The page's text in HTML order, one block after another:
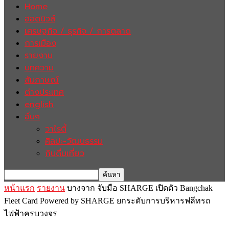
Home
ฮอตนิวส์
เศรษฐกิจ / ธุรกิจ / การตลาด
การเมือง
รายงาน
บทความ
สัมภาษณ์
ต่างประเทศ
english
อื่นๆ
วาไรตี้
ศิลปะ-วัฒนธรรม
กินดื่มเที่ยว
หน้าแรก รายงาน บางจาก จับมือ SHARGE เปิดตัว Bangchak
Fleet Card Powered by SHARGE ยกระดับการบริหารฟลีทรถ
ไฟฟ้าครบวงจร